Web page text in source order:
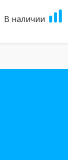
В наличии